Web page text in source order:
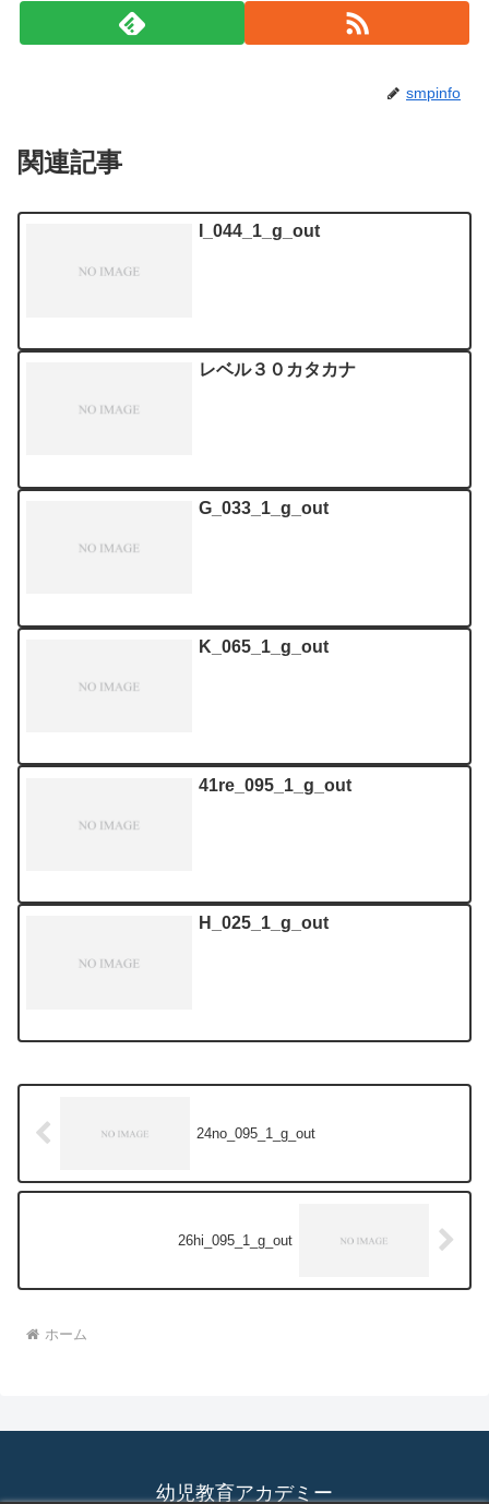
smpinfo
関連記事
I_044_1_g_out
レベル３０カタカナ
G_033_1_g_out
K_065_1_g_out
41re_095_1_g_out
H_025_1_g_out
24no_095_1_g_out
26hi_095_1_g_out
ホーム
幼児教育アカデミー